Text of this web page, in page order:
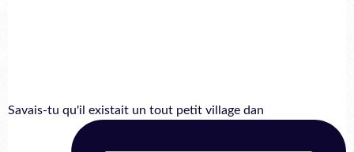
Savais-tu qu'il existait un tout petit village dan